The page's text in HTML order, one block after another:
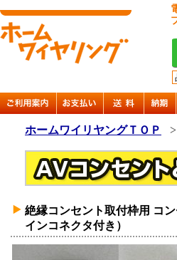
ホームワイリヤングＴＯＰ
絶縁コンセント取付枠用 コ
インコネクタ付き）